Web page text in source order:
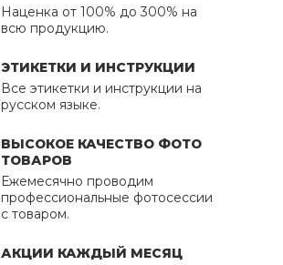
Наценка от 100% до 300% на
всю продукцию.
ЭТИКЕТКИ И ИНСТРУКЦИИ
Все этикетки и инструкции на
русском языке.
ВЫСОКОЕ КАЧЕСТВО ФОТО
ТОВАРОВ
Ежемесячно проводим
профессиональные фотосессии
с товаром.
АКЦИИ КАЖДЫЙ МЕСЯЦ